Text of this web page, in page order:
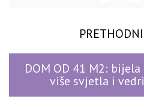
DOM OD 41 M2:
više svjetla i